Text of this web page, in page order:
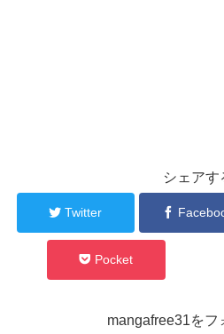
シェアす
Twitter
Pocket
mangafree31をフ